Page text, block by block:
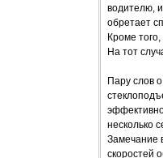
водителю,
обретает
Кроме
На тот
Пару слов
несколько
Замечание
скоростей